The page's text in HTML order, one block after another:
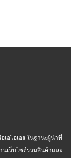
เอไอเอส ในฐานะผู้นำที่
เว็บไซต์รวมสินค้าและ